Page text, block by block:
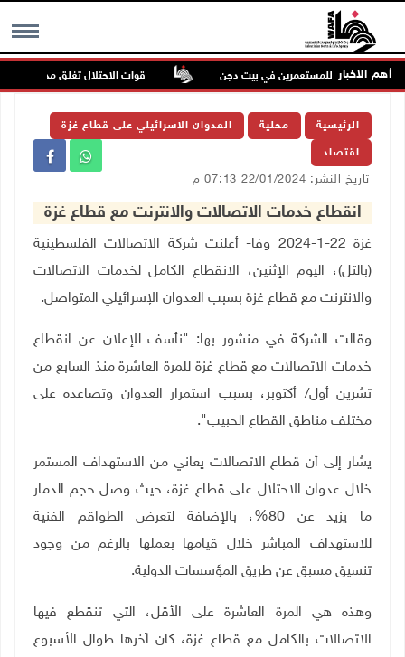
MENU أهم الاخبار
في اعتداء للمستعمرين في بيت دجن قوات الاحتلال تغلق مداخل يعبد
الرئيسية محلية العدوان الاسرائيلي على قطاع غزة
اقتصاد
تاريخ النشر: 22/01/2024 07:13 م
انقطاع خدمات الاتصالات والانترنت مع قطاع غزة
غزة 22-1-2024 وفا- أعلنت شركة الاتصالات الفلسطينية
(بالتل)، اليوم الإثنين، الانقطاع الكامل لخدمات الاتصالات
والانترنت مع قطاع غزة بسبب العدوان الإسرائيلي المتواصل.
وقالت الشركة في منشور بها: "نأسف للإعلان عن انقطاع
خدمات الاتصالات مع قطاع غزة للمرة العاشرة منذ السابع من
تشرين أول/ أكتوبر، بسبب استمرار العدوان وتصاعده على
مختلف مناطق القطاع الحبيب".
يشار إلى أن قطاع الاتصالات يعاني من الاستهداف المستمر
خلال عدوان الاحتلال على قطاع غزة، حيث وصل حجم الدمار
ما يزيد عن 80%، بالإضافة لتعرض الطواقم الفنية
للاستهداف المباشر خلال قيامها بعملها بالرغم من وجود
تنسيق مسبق عن طريق المؤسسات الدولية.
وهذه هي المرة العاشرة على الأقل، التي تنقطع فيها
الاتصالات بالكامل مع قطاع غزة، كان آخرها طوال الأسبوع